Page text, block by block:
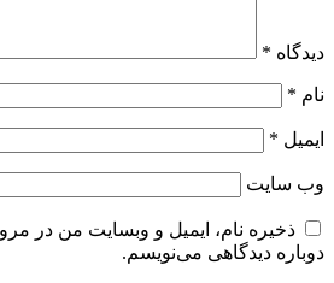
دیدگاه *
نام *
ایمیل *
وب‌ سایت
ذخیره نام، ایمیل و وبسایت من در
دوباره دیدگاهی می‌نویسم.